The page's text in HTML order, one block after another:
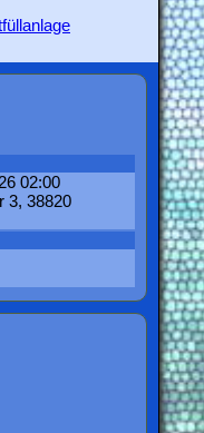
02:00
3, 38820